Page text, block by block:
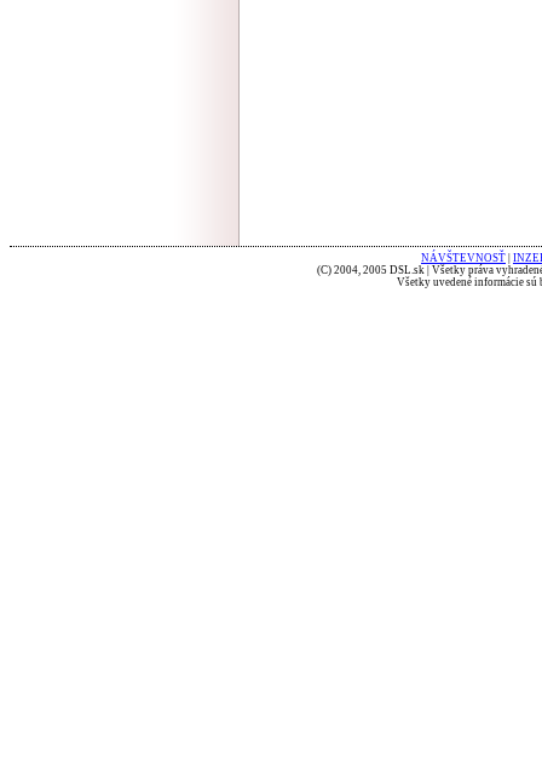
NÁVŠTEVNOSŤ
(C) 2004, 2005 DSL.sk | Všetky práva
Všetky uvedené informácie sú